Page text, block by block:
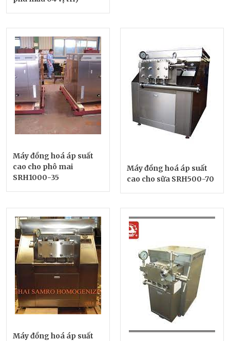
Máy đồng hoá áp suất
cao cho phô mai
SRH1000-35
Máy đồng hoá áp suất
cao cho sữa SRH500-70
Máy đồng hoá áp suất